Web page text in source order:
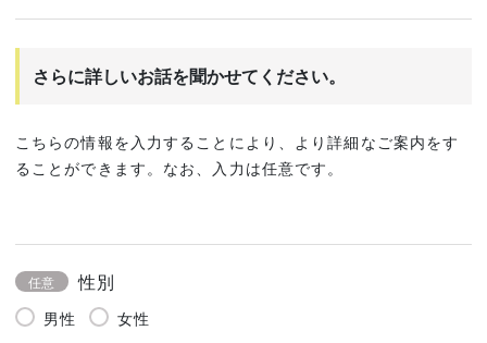
さらに詳しいお話を聞かせてください。
こちらの情報を入力することにより、より詳細なご案内をす
ることができます。なお、入力は任意です。
任意 性別
男性 女性